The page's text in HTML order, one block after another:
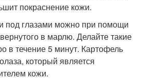
покраснение кожи.
под глазами можно при помощи
в марлю. Делайте такие
в течение 5 минут. Картофель
который является
кожи.